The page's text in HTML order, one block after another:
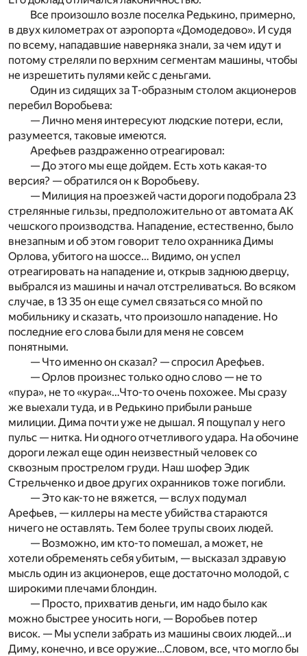
Все произошло возле поселка Редькино, примерно,
в двух километрах от аэропорта «Домодедово». И судя
по всему, нападавшие наверняка знали, за чем идут и
потому стреляли по верхним сегментам машины, чтобы
не изрешетить пулями кейс с деньгами.
Один из сидящих за Т-образным столом акционеров
перебил Воробьева:
— Лично меня интересуют людские потери, если,
разумеется, таковые имеются.
Арефьев раздраженно отреагировал:
— До этого мы еще дойдем. Есть хоть какая-то
версия? — обратился он к Воробьеву.
— Милиция на проезжей части дороги подобрала 23
стрелянные гильзы, предположительно от автомата АК
чешского производства. Нападение, естественно, было
внезапным и об этом говорит тело охранника Димы
Орлова, убитого на шоссе… Видимо, он успел
отреагировать на нападение и, открыв заднюю дверцу,
выбрался из машины и начал отстреливаться. Во всяком
случае, в 13 35 он еще сумел связаться со мной по
мобильнику и сказать, что произошло нападение. Но
последние его слова были для меня не совсем
понятными.
— Что именно он сказал? — спросил Арефьев.
— Орлов произнес только одно слово — не то
«пура», не то «кура«…Что-то очень похожее. Мы сразу
же выехали туда, и в Редькино прибыли раньше
милиции. Дима почти уже не дышал. Я пощупал у него
пульс — нитка. Ни одного отчетливого удара. На обочине
дороги лежал еще один неизвестный человек со
сквозным прострелом груди. Наш шофер Эдик
Стрельченко и двое других охранников тоже погибли.
— Это как-то не вяжется, — вслух подумал
Арефьев, — киллеры на месте убийства стараются
ничего не оставлять. Тем более трупы своих людей.
— Возможно, им кто-то помешал, а может, не
хотели обременять себя убитым, — высказал здравую
мысль один из акционеров, еще достаточно молодой, с
широкими плечами блондин.
— Просто, прихватив деньги, им надо было как
можно быстрее уносить ноги, — Воробьев потер
висок. — Мы успели забрать из машины своих людей…и
Диму, конечно, и все оружие…Словом, все, что могло бы